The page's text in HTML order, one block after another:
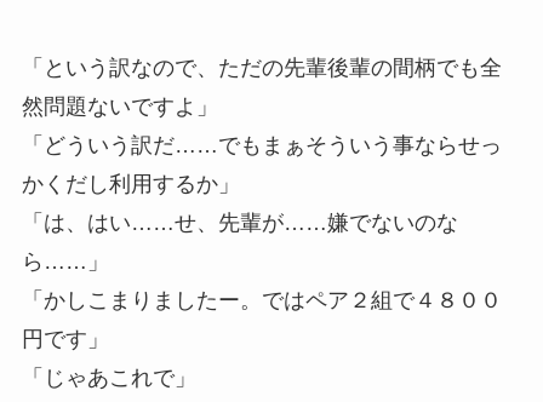
「という訳なので、ただの先輩後輩の間柄でも全
然問題ないですよ」
「どういう訳だ……でもまぁそういう事ならせっ
かくだし利用するか」
「は、はい……せ、先輩が……嫌でないのな
ら……」
「かしこまりましたー。ではペア２組で４８００
円です」
「じゃあこれで」